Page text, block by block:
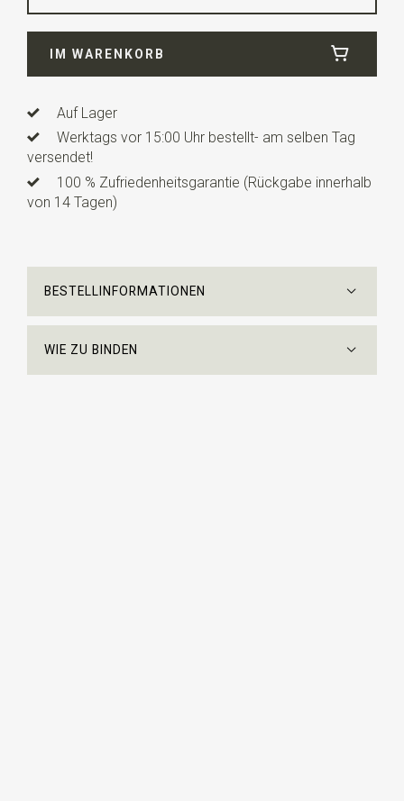
Länge 43 cm
IM WARENKORB
Auf Lager
Werktags vor 15:00 Uhr bestellt- am selben Tag
versendet!
100 % Zufriedenheitsgarantie (Rückgabe innerhalb
von 14 Tagen)
BESTELLINFORMATIONEN
WIE ZU BINDEN